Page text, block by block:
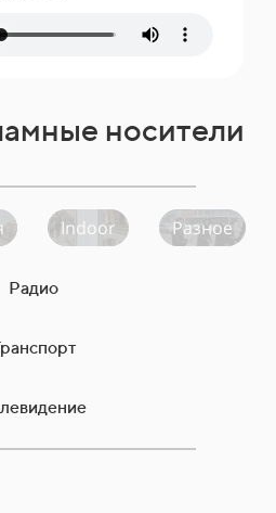
носители
Indoor Разное
Радио